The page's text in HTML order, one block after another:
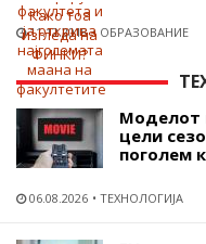
11.12.2018 ОБРАЗОВАНИЕ
Моделот
цели
поголем
06.08.2026 ТЕХНОЛОГИЈА